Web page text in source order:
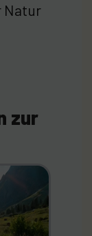
Natur
zur